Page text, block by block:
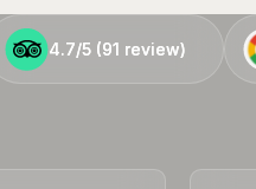
4.7/5 (91 review)
4.7/5 (91 review)